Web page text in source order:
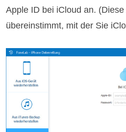
Apple ID bei iCloud an.
übereinstimmt, mit der Sie